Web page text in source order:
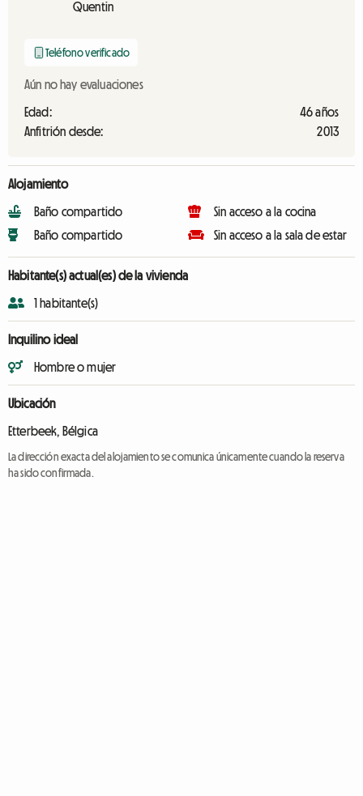
Quentin
Teléfono verificado
Aún no hay evaluaciones
Edad:
46 años
Anfitrión desde:
2013
Alojamiento
Baño compartido
Baño compartido
Sin acceso a la cocina
Sin acceso a la sala de estar
Habitante(s) actual(es) de la vivienda
1 habitante(s)
Inquilino ideal
Hombre o mujer
Ubicación
Etterbeek, Bélgica
La dirección exacta del alojamiento se comunica únicamente cuando la reserva
ha sido confirmada.